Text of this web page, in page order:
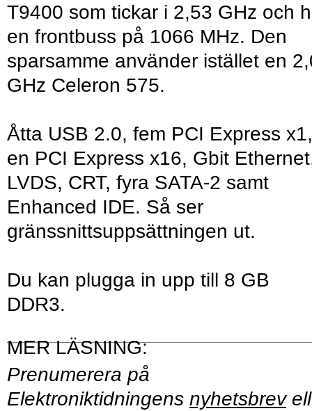
T9400 som tickar i 2,53 GHz och
en frontbuss på 1066 MHz. Den
sparsamme använder istället en
GHz Celeron 575.
Åtta USB 2.0, fem PCI Express x1,
en PCI Express x16, Gbit
LVDS, CRT, fyra SATA-2 samt
Enhanced IDE. Så ser
gränssnittsuppsättningen ut.
Du kan plugga in upp till 8 GB
DDR3.
Prenumerera på
Elektroniktidningens nyhetsbrev